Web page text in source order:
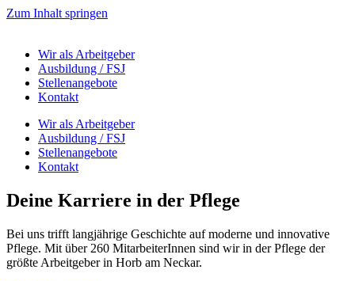
Zum Inhalt springen
Wir als Arbeitgeber
Ausbildung / FSJ
Stellenangebote
Kontakt
Wir als Arbeitgeber
Ausbildung / FSJ
Stellenangebote
Kontakt
Deine Karriere in der Pflege
Bei uns trifft langjährige Geschichte auf moderne und innovative
Pflege. Mit über 260 MitarbeiterInnen sind wir in der Pflege der
größte Arbeitgeber in Horb am Neckar.